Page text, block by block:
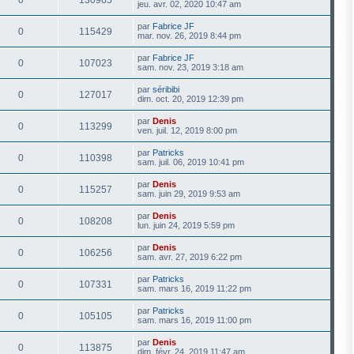
jeu. avr. 02, 2020 10:47 am
0 115429 par Fabrice JF
mar. nov. 26, 2019 8:44 pm
0 107023 par Fabrice JF
sam. nov. 23, 2019 3:18 am
0 127017 par séribibi
dim. oct. 20, 2019 12:39 pm
0 113299 par Denis
ven. juil. 12, 2019 8:00 pm
0 110398 par Patricks
sam. juil. 06, 2019 10:41 pm
0 115257 par Denis
sam. juin 29, 2019 9:53 am
0 108208 par Denis
lun. juin 24, 2019 5:59 pm
0 106256 par Denis
sam. avr. 27, 2019 6:22 pm
0 107331 par Patricks
sam. mars 16, 2019 11:22 pm
0 105105 par Patricks
sam. mars 16, 2019 11:00 pm
0 113875 par Denis
dim. févr. 24, 2019 11:47 am